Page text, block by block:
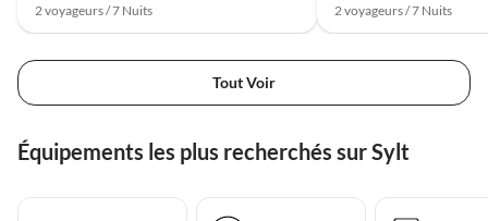
2 voyageurs / 7 Nuits 2 voyageurs / 7 Nuits
Tout Voir
Équipements les plus recherchés sur Sylt